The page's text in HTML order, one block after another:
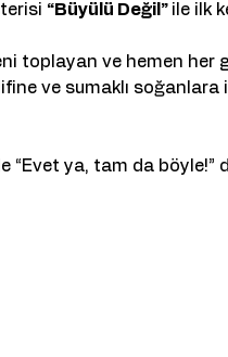
“Büyülü Değil” ile ilk
toplayan ve hemen
ve sumaklı
“Evet ya, tam da böyle!”